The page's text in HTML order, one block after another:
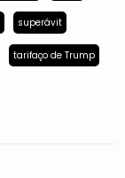
superávit
tarifaço de Trump